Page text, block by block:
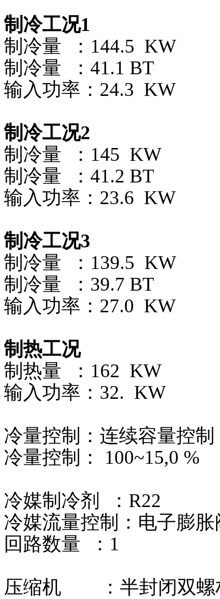
制冷工况1
制冷量 ：144.5 KW
制冷量 ：41.1 BT
输入功率：24.3 KW
制冷工况2
制冷量 ：145 KW
制冷量 ：41.2 BT
输入功率：23.6 KW
制冷工况3
制冷量 ：139.5 KW
制冷量 ：39.7 BT
输入功率：27.0 KW
制热工况
制热量 ：162 KW
输入功率：32. KW
冷量控制：连续容量控制
冷量控制： 100~15,0 %
冷媒制冷剂 ：R22
冷媒流量控制：电子膨胀
回路数量 ：1
压缩机 ：半封闭双螺